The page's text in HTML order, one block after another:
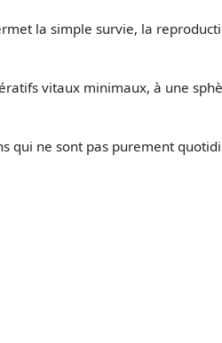
la simple survie, la
vitaux minimaux, à une
qui ne sont pas purement